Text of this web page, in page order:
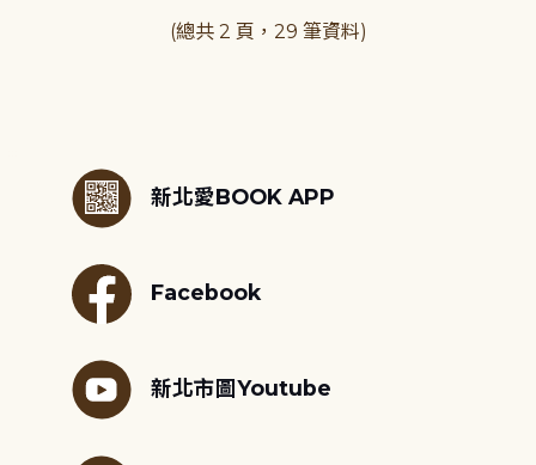
(總共 2 頁，29 筆資料)
新北愛BOOK APP
Facebook
新北市圖Youtube